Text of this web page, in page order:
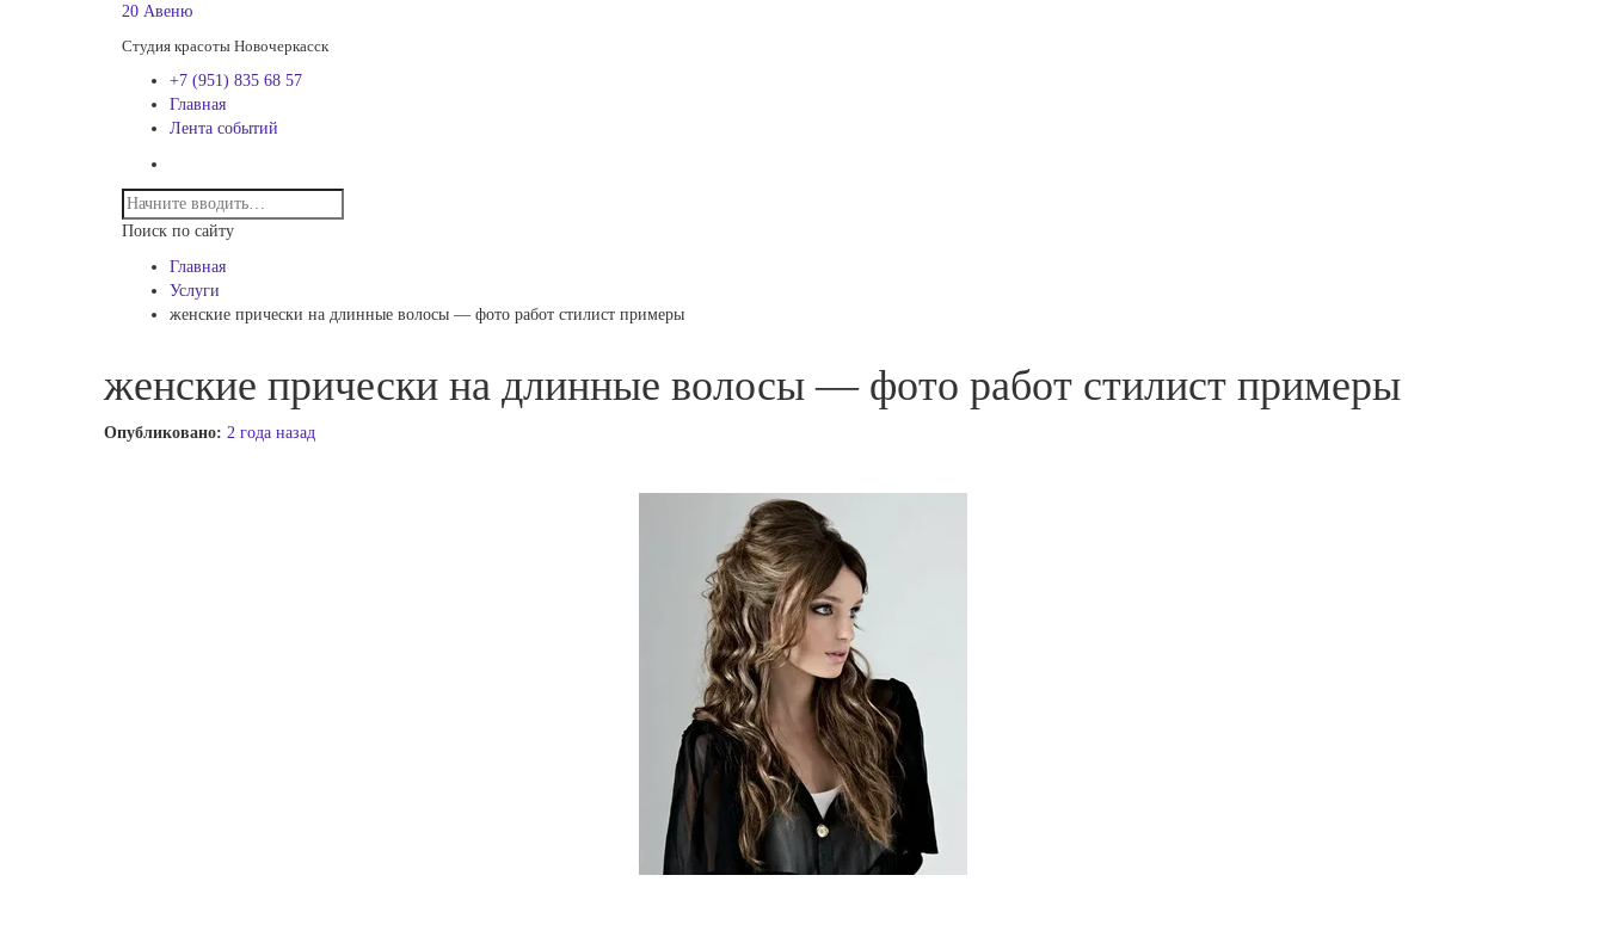
20 Авеню
Студия красоты Новочеркасск
+7 (951) 835 68 57
Главная
Лента событий
Поиск по сайту
Главная
Услуги
женские прически на длинные волосы — фото работ стилист примеры
женские прически на длинные волосы — фото работ стилист примеры
Опубликовано: 2 года назад